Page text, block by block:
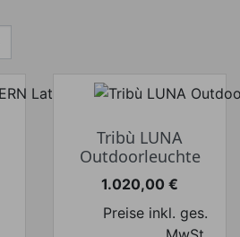
Tribù LUNA
Outdoorleuchte
Preis
1.020,00 €
Preise inkl. ges.